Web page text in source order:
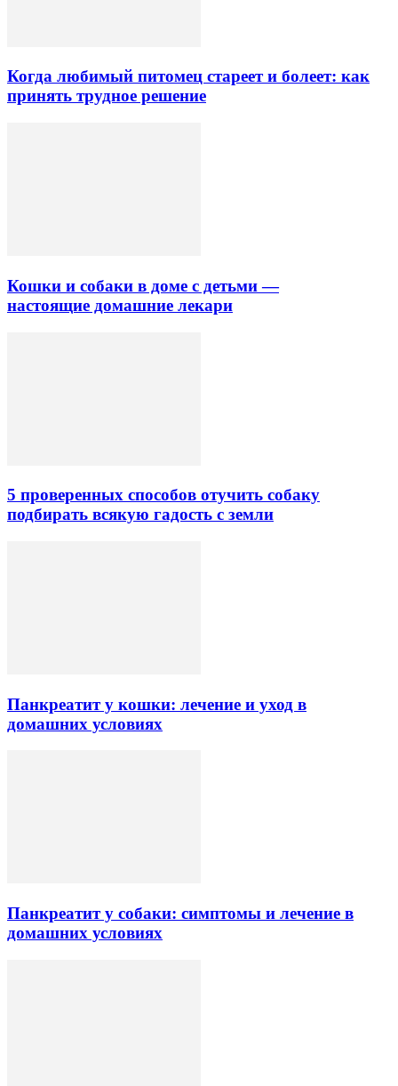
Когда любимый питомец стареет и болеет: как
принять трудное решение
Кошки и собаки в доме с детьми —
настоящие домашние лекари
5 проверенных способов отучить собаку
подбирать всякую гадость с земли
Панкреатит у кошки: лечение и уход в
домашних условиях
Панкреатит у собаки: симптомы и лечение в
домашних условиях